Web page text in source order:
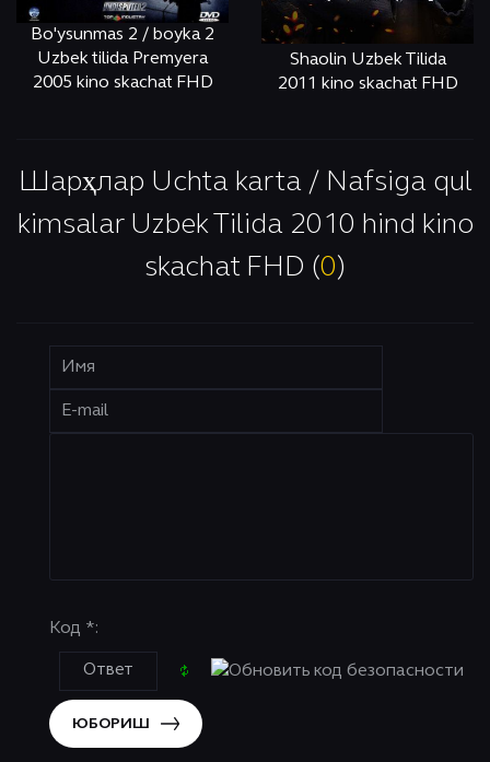
Bo'ysunmas 2 / boyka 2
Uzbek tilida Premyera
2005 kino skachat FHD
Shaolin Uzbek Tilida
2011 kino skachat FHD
Шарҳлар Uchta karta / Nafsiga qul
kimsalar Uzbek Tilida 2010 hind kino
skachat FHD (0 )
Код *:
ЮБОРИШ